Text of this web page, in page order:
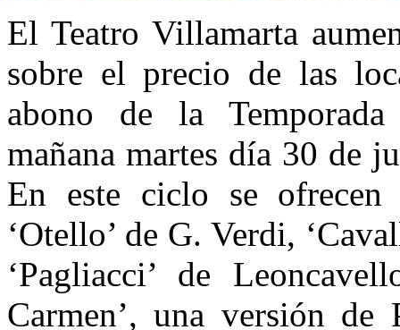
El Teatro Villamarta
sobre el precio de las
abono de la
mañana martes día 30 de
En este ciclo se
‘Otello’ de G. Verdi,
‘Pagliacci’ de
Carmen’, una versión